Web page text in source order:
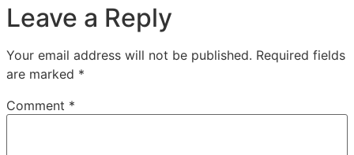
Leave a Reply
Your email address will not be published. Required fields
are marked *
Comment *